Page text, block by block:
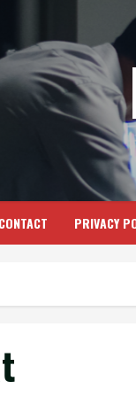
CONTACT PRIVACY